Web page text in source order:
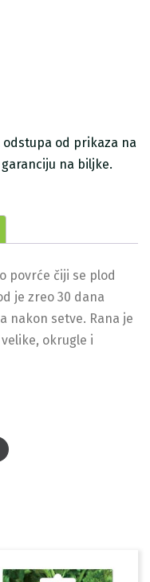
od prikaza na
na biljke.
povrće čiji se plod
je zreo 30 dana
nakon setve. Rana je
okrugle i